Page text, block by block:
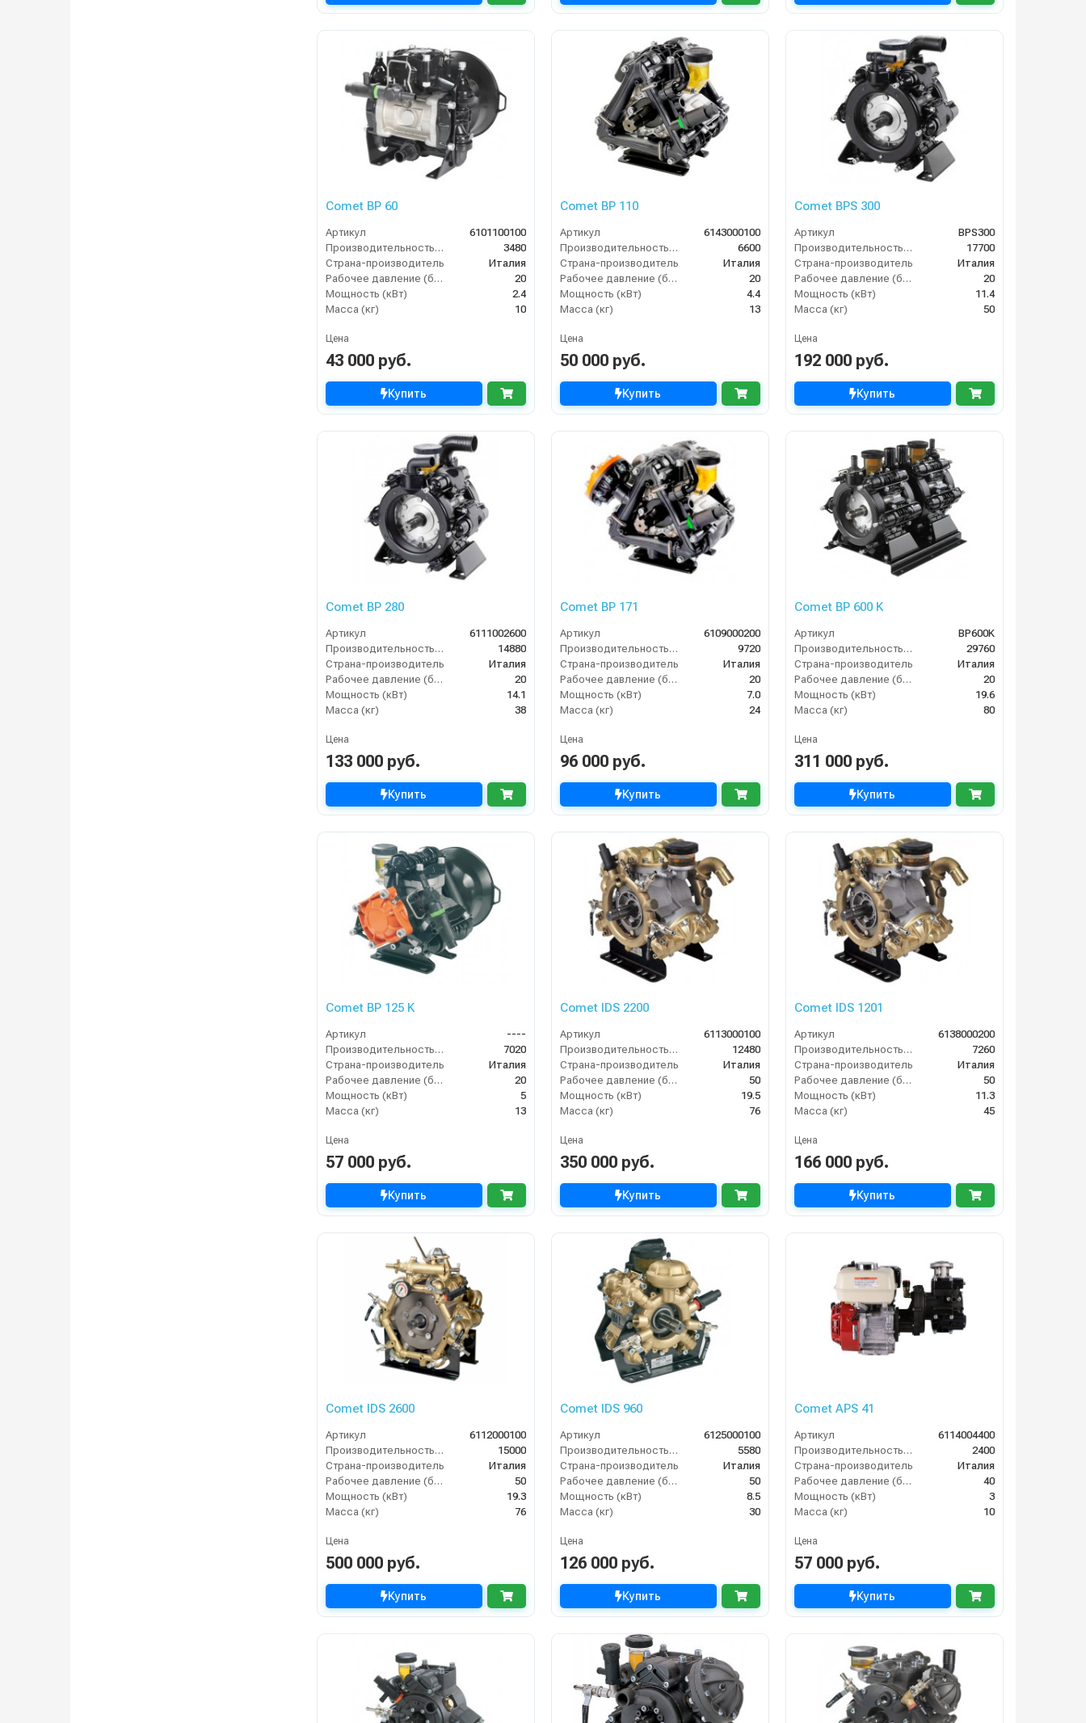
Comet BP 60
Артикул
6101100100
Производительность (л/ч)
3480
Страна-производитель
Италия
Рабочее давление (бар)
20
Мощность (кВт)
2.4
Масса (кг)
10
Цена
43 000 руб.
Купить
Comet BP 110
Артикул
6143000100
Производительность (л/ч)
6600
Страна-производитель
Италия
Рабочее давление (бар)
20
Мощность (кВт)
4.4
Масса (кг)
13
Цена
50 000 руб.
Купить
Comet BPS 300
Артикул
BPS300
Производительность (л/ч)
17700
Страна-производитель
Италия
Рабочее давление (бар)
20
Мощность (кВт)
11.4
Масса (кг)
50
Цена
192 000 руб.
Купить
Comet BP 280
Артикул
6111002600
Производительность (л/ч)
14880
Страна-производитель
Италия
Рабочее давление (бар)
20
Мощность (кВт)
14.1
Масса (кг)
38
Цена
133 000 руб.
Купить
Comet BP 171
Артикул
6109000200
Производительность (л/ч)
9720
Страна-производитель
Италия
Рабочее давление (бар)
20
Мощность (кВт)
7.0
Масса (кг)
24
Цена
96 000 руб.
Купить
Comet BP 600 K
Артикул
BP600K
Производительность (л/ч)
29760
Страна-производитель
Италия
Рабочее давление (бар)
20
Мощность (кВт)
19.6
Масса (кг)
80
Цена
311 000 руб.
Купить
Comet BP 125 K
Артикул
----
Производительность (л/ч)
7020
Страна-производитель
Италия
Рабочее давление (бар)
20
Мощность (кВт)
5
Масса (кг)
13
Цена
57 000 руб.
Купить
Comet IDS 2200
Артикул
6113000100
Производительность (л/ч)
12480
Страна-производитель
Италия
Рабочее давление (бар)
50
Мощность (кВт)
19.5
Масса (кг)
76
Цена
350 000 руб.
Купить
Comet IDS 1201
Артикул
6138000200
Производительность (л/ч)
7260
Страна-производитель
Италия
Рабочее давление (бар)
50
Мощность (кВт)
11.3
Масса (кг)
45
Цена
166 000 руб.
Купить
Comet IDS 2600
Артикул
6112000100
Производительность (л/ч)
15000
Страна-производитель
Италия
Рабочее давление (бар)
50
Мощность (кВт)
19.3
Масса (кг)
76
Цена
500 000 руб.
Купить
Comet IDS 960
Артикул
6125000100
Производительность (л/ч)
5580
Страна-производитель
Италия
Рабочее давление (бар)
50
Мощность (кВт)
8.5
Масса (кг)
30
Цена
126 000 руб.
Купить
Comet APS 41
Артикул
6114004400
Производительность (л/ч)
2400
Страна-производитель
Италия
Рабочее давление (бар)
40
Мощность (кВт)
3
Масса (кг)
10
Цена
57 000 руб.
Купить